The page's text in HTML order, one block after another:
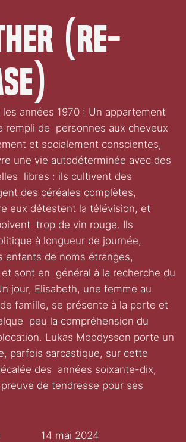
(Re-
les années 1970 : Un appartement
rempli de personnes aux cheveux
et socialement conscientes,
une vie autodéterminée avec des
libres : ils cultivent des
des céréales complètes,
eux détestent la télévision, et
trop de vin rouge. Ils
à longueur de journée,
enfants de noms étranges,
sont en général à la recherche du
jour, Elisabeth, une femme au
famille, se présente à la porte et
peu la compréhension du
Lukas Moodysson porte un
parfois sarcastique, sur cette
des années soixante-dix,
de tendresse pour ses
14 mai 2024